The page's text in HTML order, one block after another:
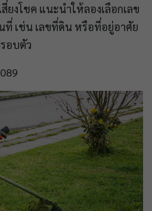
ยงโชค แนะนำให้ลองเลือกเลข
ที่ เช่น เลขที่ดิน หรือที่อยู่อาศัย
อบตัว